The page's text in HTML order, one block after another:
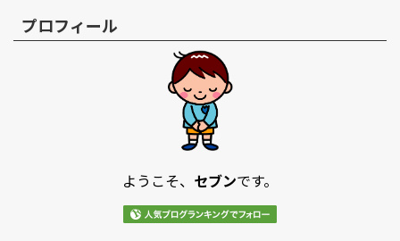
プロフィール
ようこそ、 セブンです。